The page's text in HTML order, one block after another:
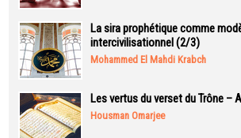
La sira prophétique comme
intercivilisationnel (2/3)
Mohammed El Mahdi Krabch
Les vertus du verset du Trône –
Housman Omarjee